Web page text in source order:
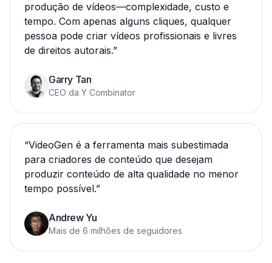
produção de vídeos—complexidade, custo e
tempo. Com apenas alguns cliques, qualquer
pessoa pode criar vídeos profissionais e livres
de direitos autorais.”
Garry Tan
CEO da Y Combinator
“VideoGen é a ferramenta mais subestimada
para criadores de conteúdo que desejam
produzir conteúdo de alta qualidade no menor
tempo possível.”
Andrew Yu
Mais de 6 milhões de seguidores